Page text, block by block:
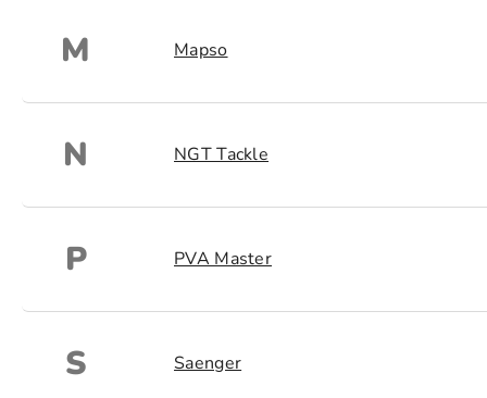
M Mapso
N NGT Tackle
P PVA Master
S Saenger